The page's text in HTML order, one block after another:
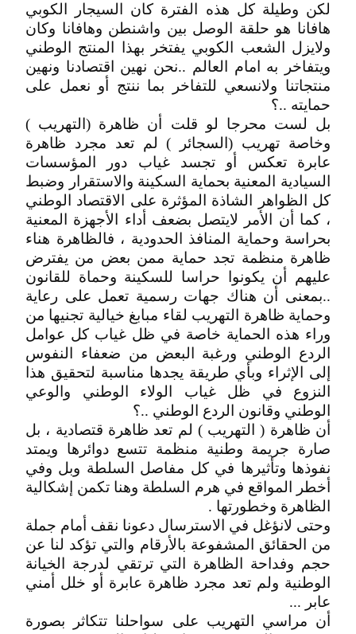
لكن وطيلة كل هذه الفترة كان السيجار الكوبي
هافانا هو حلقة الوصل بين واشنطن وهافانا وكان
ولايزل الشعب الكوبي يفتخر بهذا المنتج الوطني
ويتفاخر به امام العالم ..نحن نهين اقتصادنا ونهين
منتجاتنا ولانسعي للتفاخر بما ننتج أو نعمل على
حمايته ..؟
بل لست محرجا لو قلت أن ظاهرة (التهريب )
وخاصة تهريب (السجائر ) لم تعد مجرد ظاهرة
عابرة تعكس أو تجسد غياب دور المؤسسات
السيادية المعنية بحماية السكينة والاستقرار وضبط
كل الظواهر الشاذة المؤثرة على الاقتصاد الوطني
، كما أن الأمر لايتصل بضعف أداء الأجهزة المعنية
بحراسة وحماية المنافذ الحدودية ، فالظاهرة هناء
ظاهرة منظمة تجد حماية ممن بعض من يفترض
عليهم أن يكونوا حراسا للسكينة وحماة للقانون
..بمعنى أن هناك جهات رسمية تعمل على رعاية
وحماية ظاهرة التهريب لقاء مبابغ خيالية تجنيها من
وراء هذه الحماية خاصة في ظل غياب كل عوامل
الردع الوطني ورغبة البعض من ضعفاء النفوس
إلى الإثراء وبأي طريقة يجدها مناسبة لتحقيق هذا
النزوع في ظل غياب الولاء الوطني والوعي
الوطني وقانون الردع الوطني ..؟
أن ظاهرة ( التهريب ) لم تعد ظاهرة قتصادية ، بل
صارة جريمة وطنية منظمة تتسع دوائرها ويمتد
نفوذها وتأثيرها في كل مفاصل السلطة وبل وفي
أخطر المواقع في هرم السلطة وهنا تكمن إشكالية
الظاهرة وخطورتها .
وحتى لانؤغل في الاسترسال دعونا نقف أمام جملة
من الحقائق المشفوعة بالأرقام والتي تؤكد لنا عن
حجم وفداحة الظاهرة التي ترتقي لدرجة الخيانة
الوطنية ولم تعد مجرد ظاهرة عابرة أو خلل أمني
عابر ...
أن مراسي التهريب على سواحلنا تتكاثر بصورة